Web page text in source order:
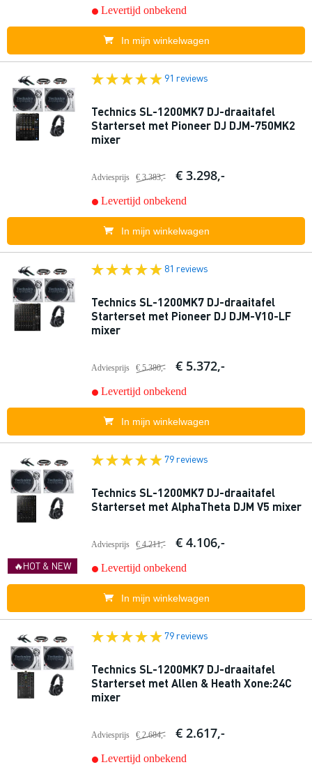
Levertijd onbekend
In mijn winkelwagen
91 reviews
Technics SL-1200MK7 DJ-draaitafel
Starterset met Pioneer DJ DJM-750MK2
mixer
Adviesprijs € 3.383,- € 3.298,-
Levertijd onbekend
In mijn winkelwagen
81 reviews
Technics SL-1200MK7 DJ-draaitafel
Starterset met Pioneer DJ DJM-V10-LF
mixer
Adviesprijs € 5.380,- € 5.372,-
Levertijd onbekend
In mijn winkelwagen
🔥HOT & NEW
79 reviews
Technics SL-1200MK7 DJ-draaitafel
Starterset met AlphaTheta DJM V5 mixer
Adviesprijs € 4.211,- € 4.106,-
Levertijd onbekend
In mijn winkelwagen
79 reviews
Technics SL-1200MK7 DJ-draaitafel
Starterset met Allen & Heath Xone:24C
mixer
Adviesprijs € 2.684,- € 2.617,-
Levertijd onbekend